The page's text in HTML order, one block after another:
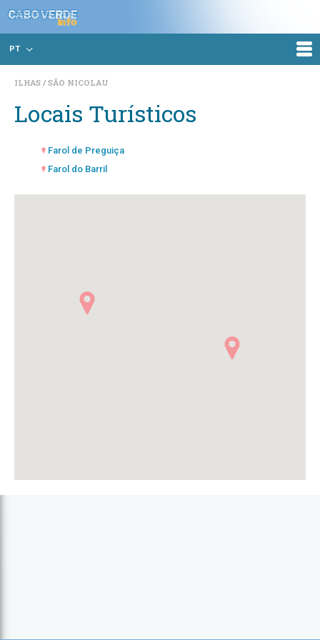
PT
ILHAS SÃO NICOLAU
Locais Turísticos
Farol de Preguiça
Farol do Barril